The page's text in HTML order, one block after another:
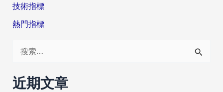
技術指標
熱門指標
：
近期文章